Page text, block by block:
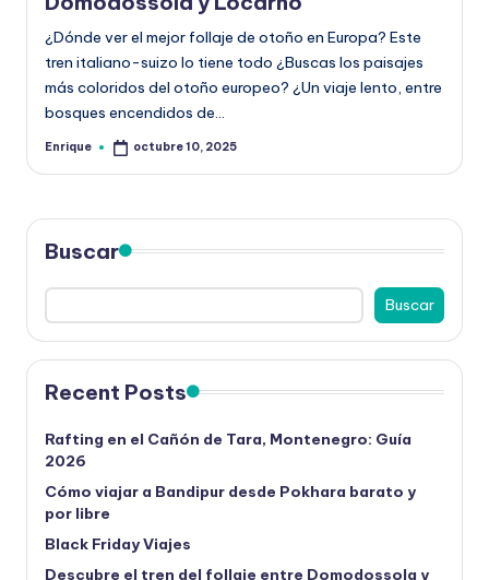
¿Dónde ver el mejor follaje de otoño en Europa? Este
tren italiano-suizo lo tiene todo ¿Buscas los paisajes
más coloridos del otoño europeo? ¿Un viaje lento, entre
bosques encendidos de…
Publicado
Enrique octubre 10, 2025
Buscar
Buscar
Recent Posts
Rafting en el Cañón de Tara, Montenegro: Guía
2026
Cómo viajar a Bandipur desde Pokhara barato y
por libre
Black Friday Viajes
Descubre el tren del follaje entre Domodossola y